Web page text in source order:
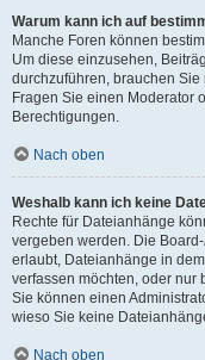
Warum kann ich auf
Manche Foren können
Um diese einzusehen,
durchzuführen, brauchen
Fragen Sie einen Moderator
Berechtigungen.
Nach oben
Weshalb kann ich keine
Rechte für Dateianhänge
vergeben werden. Die
erlaubt, Dateianhänge in
verfassen möchten, oder nur
Sie können einen
wieso Sie keine
Nach oben